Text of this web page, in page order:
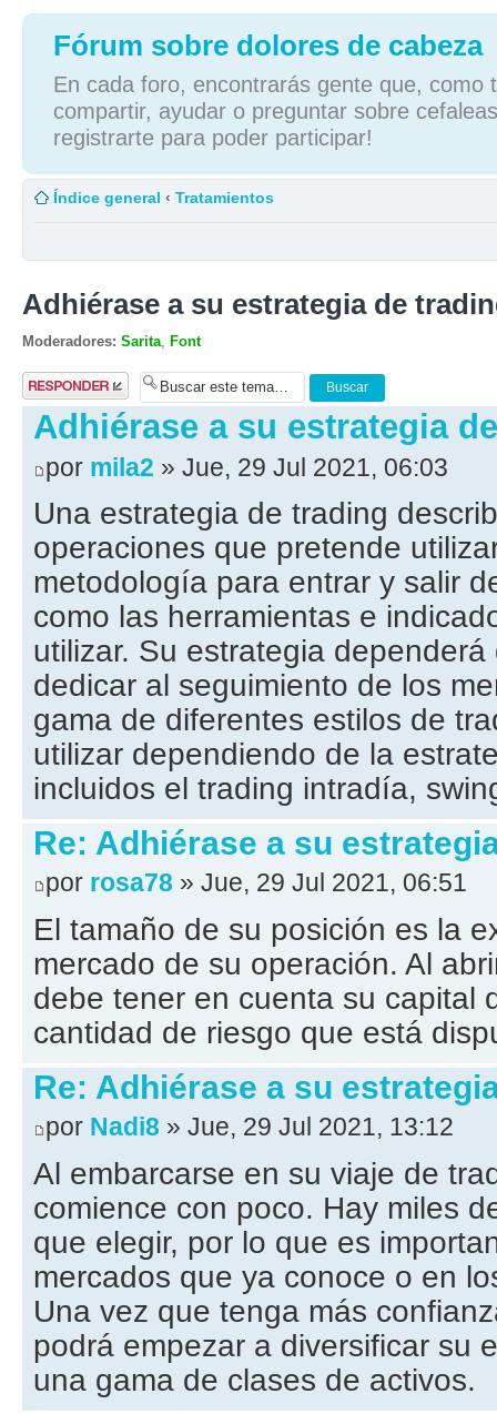
Fórum sobre dolores de cabeza
En cada foro, encontrarás gente que, como
compartir, ayudar o preguntar sobre
registrarte para poder participar!
Índice general ‹ Tratamientos
Adhiérase a su estrategia de
Moderadores: Sarita Font
Publicar una
respuesta
Adhiérase a su estrategia
por mila2 » Jue, 29 Jul 2021, 06:03
Una estrategia de trading
operaciones que pretende
metodología para entrar y salir
como las herramientas e
utilizar. Su estrategia
dedicar al seguimiento de los
gama de diferentes estilos de
utilizar dependiendo de la
incluidos el trading intradía,
Re: Adhiérase a su
por rosa78 » Jue, 29 Jul 2021, 06:51
El tamaño de su posición es la
mercado de su operación. Al
debe tener en cuenta su capital
cantidad de riesgo que está
Re: Adhiérase a su
por Nadi8 » Jue, 29 Jul 2021, 13:12
Al embarcarse en su viaje de
comience con poco. Hay miles
que elegir, por lo que es
mercados que ya conoce o en
Una vez que tenga más
podrá empezar a diversificar su
una gama de clases de activos.